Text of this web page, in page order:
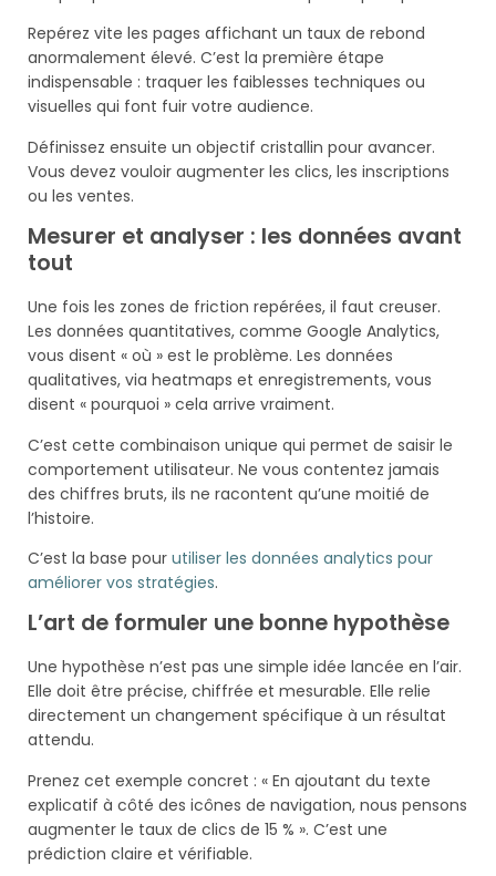
Repérez vite les pages affichant un taux de rebond
anormalement élevé. C’est la première étape
indispensable : traquer les faiblesses techniques ou
visuelles qui font fuir votre audience.
Définissez ensuite un objectif cristallin pour avancer.
Vous devez vouloir augmenter les clics, les inscriptions
ou les ventes.
Mesurer et analyser : les données avant
tout
Une fois les zones de friction repérées, il faut creuser.
Les données quantitatives, comme Google Analytics,
vous disent « où » est le problème. Les données
qualitatives, via heatmaps et enregistrements, vous
disent « pourquoi » cela arrive vraiment.
C’est cette combinaison unique qui permet de saisir le
comportement utilisateur. Ne vous contentez jamais
des chiffres bruts, ils ne racontent qu’une moitié de
l’histoire.
C’est la base pour utiliser les données analytics pour
améliorer vos stratégies.
L’art de formuler une bonne hypothèse
Une hypothèse n’est pas une simple idée lancée en l’air.
Elle doit être précise, chiffrée et mesurable. Elle relie
directement un changement spécifique à un résultat
attendu.
Prenez cet exemple concret : « En ajoutant du texte
explicatif à côté des icônes de navigation, nous pensons
augmenter le taux de clics de 15 % ». C’est une
prédiction claire et vérifiable.